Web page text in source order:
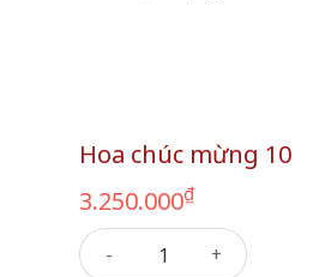
Hoa chúc mừng 10
3.250.000₫
Hoa chúc mừng 10 số lượng